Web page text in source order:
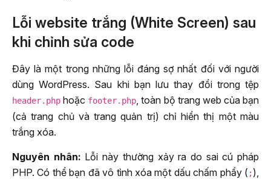
Lỗi website trắng (White Screen) sau
khi chỉnh sửa code
Đây là một trong những lỗi đáng sợ nhất đối với người
dùng WordPress. Sau khi bạn lưu thay đổi trong tệp
header.php hoặc footer.php , toàn bộ trang web của bạn
(cả trang chủ và trang quản trị) chỉ hiển thị một màu
trắng xóa.
Nguyên nhân: Lỗi này thường xảy ra do sai cú pháp
PHP. Có thể bạn đã vô tình xóa một dấu chấm phẩy ( ;),